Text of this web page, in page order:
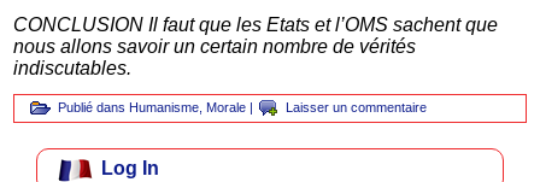
CONCLUSION Il faut que les Etats et l’OMS sachent que
nous allons savoir un certain nombre de vérités
indiscutables.
Publié dans Humanisme Morale | Laisser un commentaire
Log In